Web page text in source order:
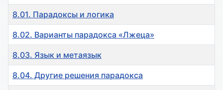
8.01. Парадоксы и логика
8.02. Варианты парадокса «Лжеца»
8.03. Язык и метаязык
8.04. Другие решения парадокса